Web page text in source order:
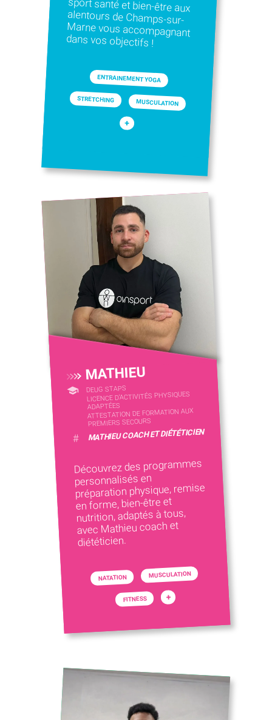
dans vos objectifs !
ENTRAINEMENT YOGA
STRETCHING MUSCULATION
+
MATHIEU
DEUG STAPS
LICENCE D’ACTIVITÉS PHYSIQUES
ADAPTÉES
ATTESTATION DE FORMATION AUX
PREMIERS SECOURS
# MATHIEU COACH ET DIÉTÉTICIEN
Découvrez des programmes
personnalisés en
préparation physique, remise
en forme, bien-être et
nutrition, adaptés à tous,
avec Mathieu coach et
diététicien.
NATATION MUSCULATION
FITNESS +